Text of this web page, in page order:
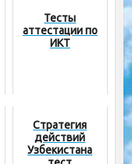
Тесты
аттестации по
ИКТ
Стратегия
действий
Узбекистана